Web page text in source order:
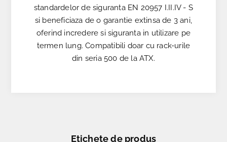
standardelor de siguranta EN 20957 I.II.IV - S
si beneficiaza de o garantie extinsa de 3 ani,
oferind incredere si siguranta in utilizare pe
termen lung. Compatibili doar cu rack-urile
din seria 500 de la ATX.
Etichete de produs